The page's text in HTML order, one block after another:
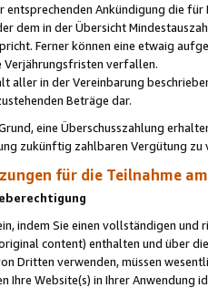
entsprechenden Ankündigung die
dem in der Übersicht
Ferner können eine etwaig
verfallen.
aller in der Vereinbarung
Beträge dar.
eine Überschusszahlung
zukünftig zahlbaren Vergütung zu
für die Teilnahme
indem Sie einen vollständigen
content) enthalten und über
Dritten verwenden, müssen
Ihre Website(s) in Ihrer Anwendung